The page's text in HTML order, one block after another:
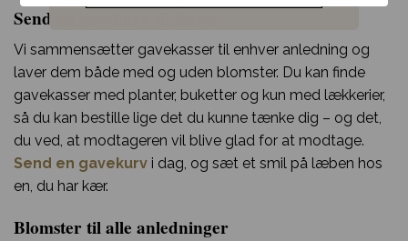
Send en gavekurv til Køge
Vi sammensætter gavekasser til enhver anledning og
laver dem både med og uden blomster. Du kan finde
gavekasser med planter, buketter og kun med lækkerier,
så du kan bestille lige det du kunne tænke dig – og det,
du ved, at modtageren vil blive glad for at modtage.
Send en gavekurv i dag, og sæt et smil på læben hos
en, du har kær.
Blomster til alle anledninger